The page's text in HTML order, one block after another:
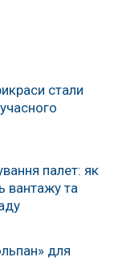
стали
палет: як
вантажу та
для